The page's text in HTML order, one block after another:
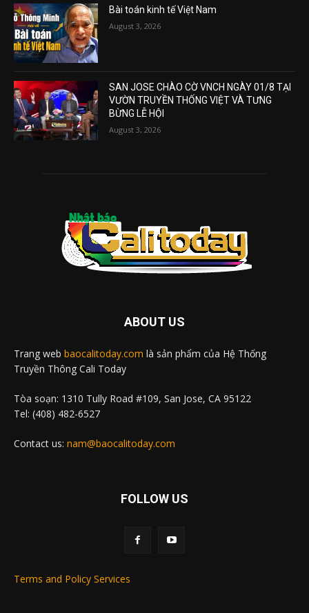
Bài toán kinh tế Việt Nam
August 3, 2026
SAN JOSE CHÀO CỜ VNCH NGÀY 01/8 TẠI
VƯỜN TRUYỀN THỐNG VIỆT VÀ TƯNG
BỪNG LỄ HỘI
August 3, 2026
ABOUT US
Trang web baocalitoday.com là sản phẩm của Hệ Thống
Truyền Thông Cali Today
Tòa soạn: 1310 Tully Road #109, San Jose, CA 95122
Tel: (408) 482-6527
Contact us: nam@baocalitoday.com
FOLLOW US
Terms and Policy Services